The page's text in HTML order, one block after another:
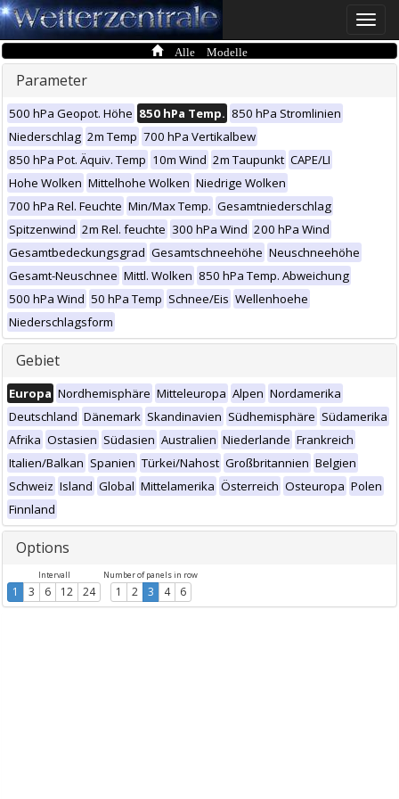
Toggle
Alle Modelle
Parameter
500 hPa Geopot. Höhe 850 hPa Temp. 850 hPa Stromlinien
Niederschlag 2m Temp 700 hPa Vertikalbew
850 hPa Pot. Äquiv. Temp 10m Wind 2m Taupunkt CAPE/LI
Hohe Wolken Mittelhohe Wolken Niedrige Wolken
700 hPa Rel. Feuchte Min/Max Temp. Gesamtniederschlag
Spitzenwind 2m Rel. feuchte 300 hPa Wind 200 hPa Wind
Gesamtbedeckungsgrad Gesamtschneehöhe Neuschneehöhe
Gesamt-Neuschnee Mittl. Wolken 850 hPa Temp. Abweichung
500 hPa Wind 50 hPa Temp Schnee/Eis Wellenhoehe
Niederschlagsform
Gebiet
Europa Nordhemisphäre Mitteleuropa Alpen Nordamerika
Deutschland Dänemark Skandinavien Südhemisphäre Südamerika
Afrika Ostasien Südasien Australien Niederlande Frankreich
Italien/Balkan Spanien Türkei/Nahost Großbritannien Belgien
Schweiz Island Global Mittelamerika Österreich Osteuropa Polen
Finnland
Options
Intervall
1 3 6 12 24
Number of panels in row
1 2 3 4 6